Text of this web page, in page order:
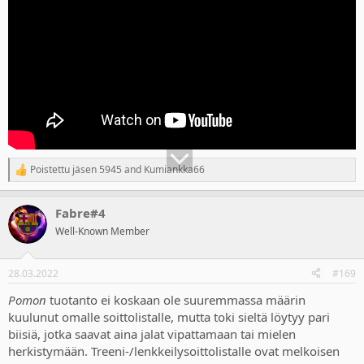
R
e
c
t
i
s
Poistettu jäsen 5945 and Kumiankka66
Fabre#4
Well-Known Member
28.03.2022 #169
Pomon tuotanto ei koskaan ole suuremmassa määrin
kuulunut omalle soittolistalle, mutta toki sieltä löytyy pari
biisiä, jotka saavat aina jalat vipattamaan tai mielen
herkistymään. Treeni-/lenkkeilysoittolistalle ovat melkoisen